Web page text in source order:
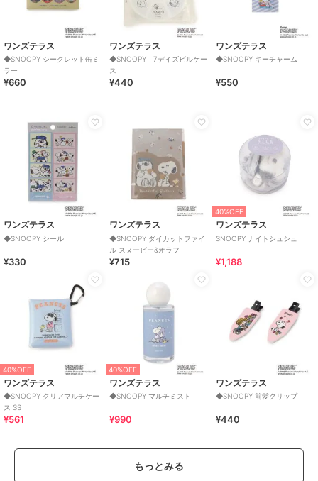
ワンズテラス
◆SNOOPY シークレット缶ミ
ラー
¥660
ワンズテラス
◆SNOOPY 7デイズピルケー
ス
¥440
ワンズテラス
◆SNOOPY キーチャーム
¥550
ワンズテラス
◆SNOOPY シール
¥330
ワンズテラス
◆SNOOPY ダイカットファイ
ル スヌーピー&オラフ
¥715
40%OFF
ワンズテラス
SNOOPY ナイトシュシュ
¥1,188
40%OFF
ワンズテラス
◆SNOOPY クリアマルチケー
ス SS
¥561
40%OFF
ワンズテラス
◆SNOOPY マルチミスト
¥990
ワンズテラス
◆SNOOPY 前髪クリップ
¥440
もっとみる